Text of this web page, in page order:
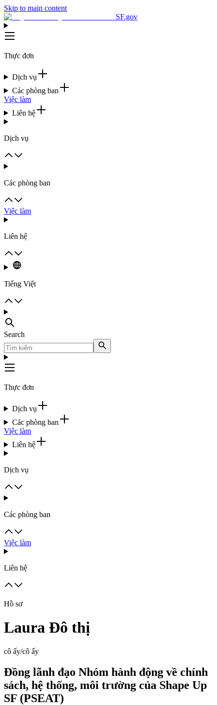
Skip to main content
SF.gov
Thực đơn
Dịch vụ
Các phòng ban
Việc làm
Liên hệ
Dịch vụ
Các phòng ban
Việc làm
Liên hệ
Tiếng Việt
Search
Thực đơn
Dịch vụ
Các phòng ban
Việc làm
Liên hệ
Dịch vụ
Các phòng ban
Việc làm
Liên hệ
Hồ sơ
Laura Đô thị
cô ấy/cô ấy
Đồng lãnh đạo Nhóm hành động về chính
sách, hệ thống, môi trường của Shape Up
SF (PSEAT)